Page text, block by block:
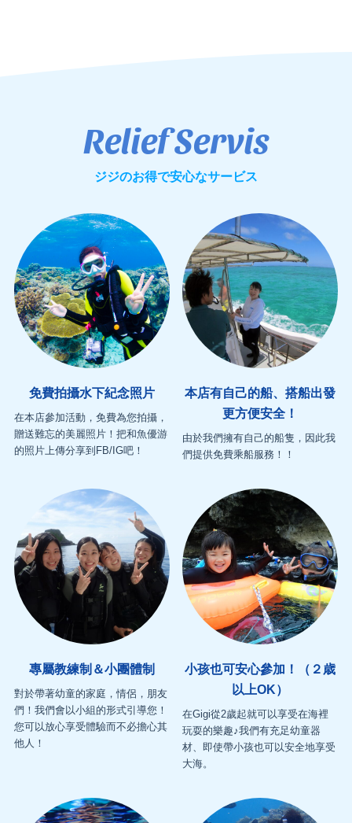
Relief Servis
ジジのお得で安心なサービス
免費拍攝水下紀念照片
在本店參加活動，免費為您拍攝，
贈送難忘的美麗照片！把和魚優游
的照片上傳分享到FB/IG吧！
本店有自己的船、搭船出發
更方便安全！
由於我們擁有自己的船隻，因此我
們提供免費乘船服務！！
專屬教練制＆小團體制
對於帶著幼童的家庭，情侶，朋友
們！我們會以小組的形式引導您！
您可以放心享受體驗而不必擔心其
他人！
小孩也可安心參加！（２歳
以上OK）
在Gigi從2歲起就可以享受在海裡
玩耍的樂趣♪我們有充足幼童器
材、即使帶小孩也可以安全地享受
大海。